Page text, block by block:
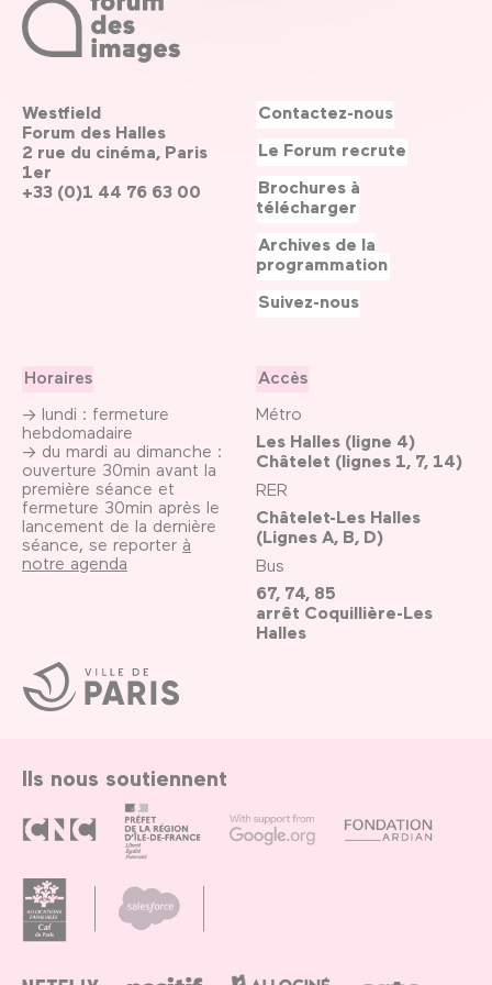
Ville
de
Paris
Westfield
Forum des Halles
2 rue du cinéma, Paris
1er
+33 (0)1 44 76 63 00
Horaires
→ lundi : fermeture
hebdomadaire
→ du mardi au dimanche :
ouverture 30min avant la
première séance et
fermeture 30min après le
lancement de la dernière
séance, se reporter à
notre agenda
Accès
Métro
Les Halles (ligne 4)
Châtelet (lignes 1, 7, 14)
RER
Châtelet-Les Halles
(Lignes A, B, D)
Bus
67, 74, 85
arrêt Coquillière-Les
Halles
Contactez-nous
Le Forum recrute
Brochures à
télécharger
Archives de la
programmation
Suivez-nous
Ils nous soutiennent